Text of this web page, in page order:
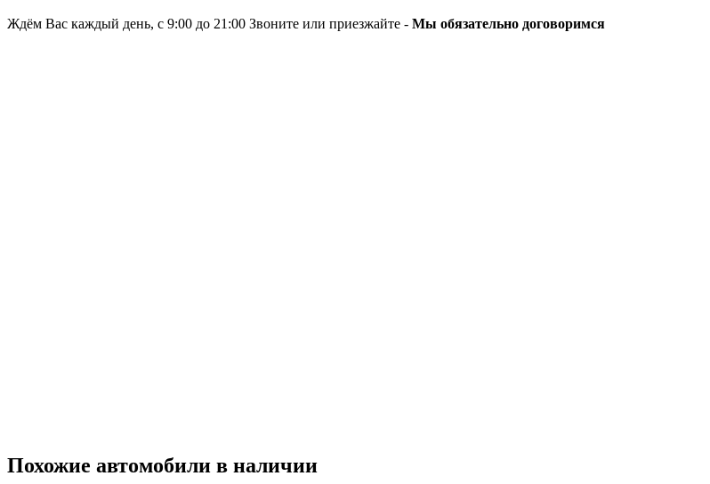
Ждём Вас каждый день, с 9:00 до 21:00 Звоните или приезжайте - Мы обязательно договоримся
Похожие автомобили в наличии